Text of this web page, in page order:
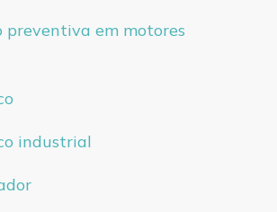
preventiva em motores
industrial